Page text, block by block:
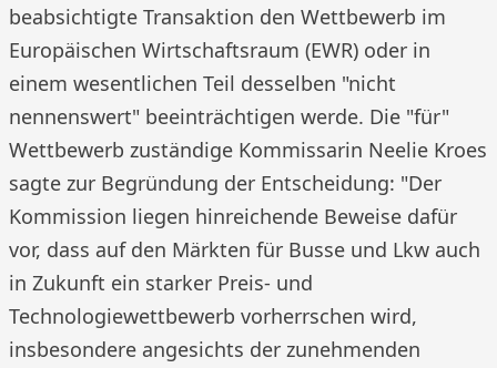
beabsichtigte Transaktion den Wettbewerb im
Europäischen Wirtschaftsraum (EWR) oder in
einem wesentlichen Teil desselben "nicht
nennenswert" beeinträchtigen werde. Die "für"
Wettbewerb zuständige Kommissarin Neelie Kroes
sagte zur Begründung der Entscheidung: "Der
Kommission liegen hinreichende Beweise dafür
vor, dass auf den Märkten für Busse und Lkw auch
in Zukunft ein starker Preis- und
Technologiewettbewerb vorherrschen wird,
insbesondere angesichts der zunehmenden